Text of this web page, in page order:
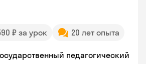
₽ за урок 20 лет опыта
педагогический